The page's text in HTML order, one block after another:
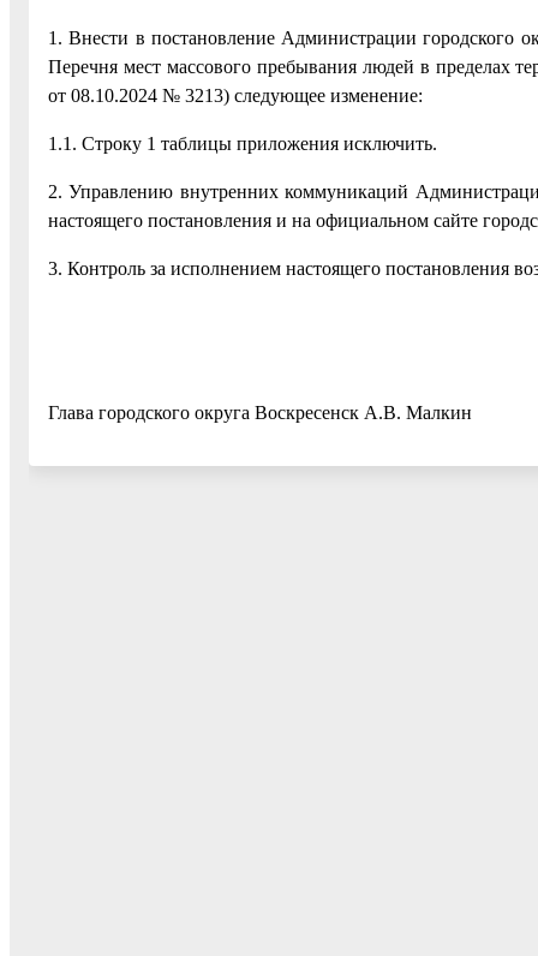
1. Внести в постановление Администрации городского
Перечня мест массового пребывания людей в пределах
от 08.10.2024 № 3213) следующее изменение:
1.1. Строку 1 таблицы приложения исключить.
2. Управлению внутренних коммуникаций
настоящего постановления и на официальном сайте
3. Контроль за исполнением настоящего постановления
Глава городского округа Воскресенск А.В. Малкин